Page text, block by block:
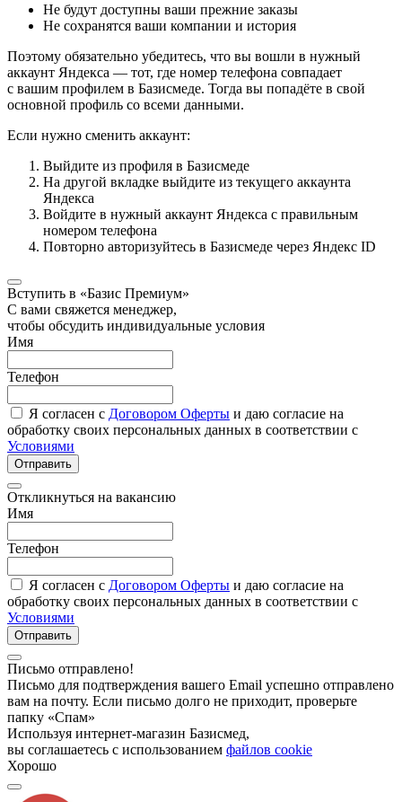
Не будут доступны ваши прежние заказы
Не сохранятся ваши компании и история
Поэтому обязательно убедитесь, что вы вошли в нужный
аккаунт Яндекса — тот, где номер телефона совпадает
с вашим профилем в Базисмеде. Тогда вы попадёте в свой
основной профиль со всеми данными.
Если нужно сменить аккаунт:
Выйдите из профиля в Базисмеде
На другой вкладке выйдите из текущего аккаунта
Яндекса
Войдите в нужный аккаунт Яндекса с правильным
номером телефона
Повторно авторизуйтесь в Базисмеде через Яндекс ID
Вступить в «Базис Премиум»
С вами свяжется менеджер,
чтобы обсудить индивидуальные условия
Имя
Телефон
Я согласен с Договором Оферты и даю согласие на
обработку своих персональных данных в соответствии с
Условиями
Отправить
Откликнуться на вакансию
Имя
Телефон
Я согласен с Договором Оферты и даю согласие на
обработку своих персональных данных в соответствии с
Условиями
Отправить
Письмо отправлено!
Письмо для подтверждения вашего Email успешно отправлено
вам на почту. Если письмо долго не приходит, проверьте
папку «Спам»
Используя интернет-магазин Базисмед,
вы соглашаетесь с использованием файлов cookie
Хорошо